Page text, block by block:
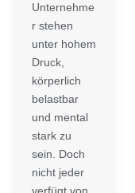
Unternehme
r stehen
unter hohem
Druck,
körperlich
belastbar
und mental
stark zu
sein. Doch
nicht jeder